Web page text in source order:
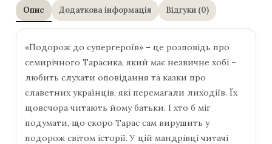
Опис Додаткова інформація Відгуки (0)
«Подорож до супергероїв» – це розповідь про
семирічного Тарасика, який має незвичне хобі –
любить слухати оповідання та казки про
славетних українців, які перемагали лиходіїв. Їх
щовечора читають йому батьки. І хто б міг
подумати, що скоро Тарас сам вирушить у
подорож світом історії. У цій мандрівці читачі